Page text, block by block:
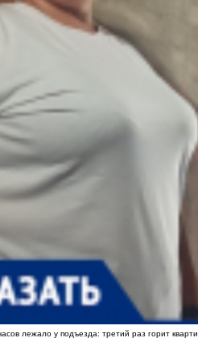
лежало у подъезда: третий раз горит